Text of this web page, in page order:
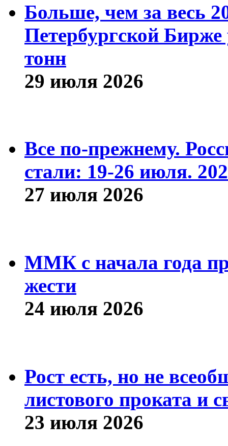
Больше, чем за весь
Петербургской
тонн
29 июля 2026
Все по-прежнему.
стали: 19-26 июля.
27 июля 2026
ММК с начала года
жести
24 июля 2026
Рост есть, но не
листового проката и
23 июля 2026